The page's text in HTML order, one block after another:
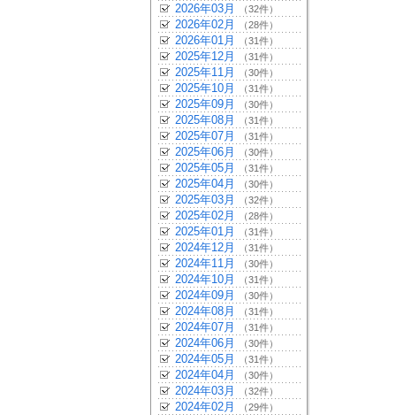
2026年03月 （32件）
2026年02月 （28件）
2026年01月 （31件）
2025年12月 （31件）
2025年11月 （30件）
2025年10月 （31件）
2025年09月 （30件）
2025年08月 （31件）
2025年07月 （31件）
2025年06月 （30件）
2025年05月 （31件）
2025年04月 （30件）
2025年03月 （32件）
2025年02月 （28件）
2025年01月 （31件）
2024年12月 （31件）
2024年11月 （30件）
2024年10月 （31件）
2024年09月 （30件）
2024年08月 （31件）
2024年07月 （31件）
2024年06月 （30件）
2024年05月 （31件）
2024年04月 （30件）
2024年03月 （32件）
2024年02月 （29件）